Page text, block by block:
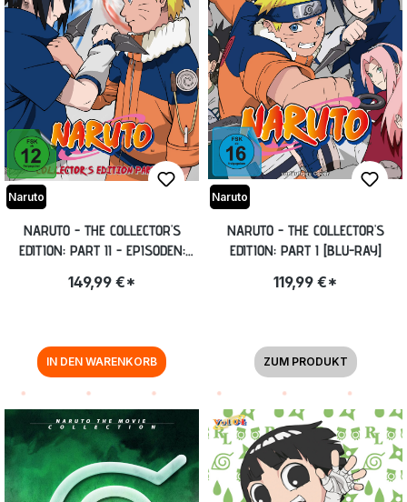
Naruto
NARUTO - THE COLLECTOR'S
EDITION: PART II - EPISODEN:
149,99 €*
IN DEN WARENKORB
Naruto
NARUTO - THE COLLECTOR'S
EDITION: PART I [BLU-RAY]
119,99 €*
ZUM PRODUKT